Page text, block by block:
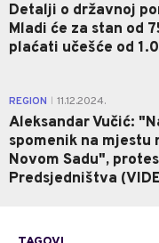
Detalji o državnoj
Mladi će za stan od
plaćati učešće od
REGION 11.12.2024.
Aleksandar Vučić:
spomenik na mjestu
Novom Sadu",
Predsjedništva